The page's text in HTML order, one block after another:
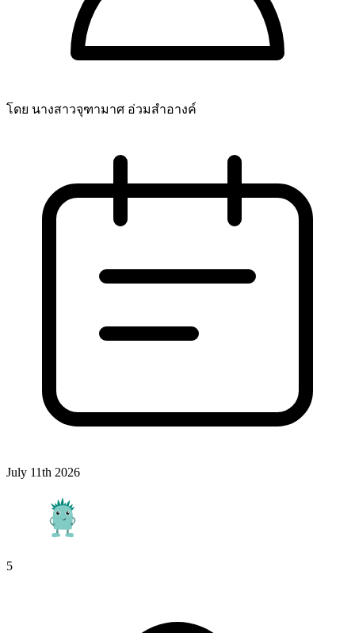
โดย นางสาวจุฑามาศ อ่วมสำอางค์
July 11th 2026
5